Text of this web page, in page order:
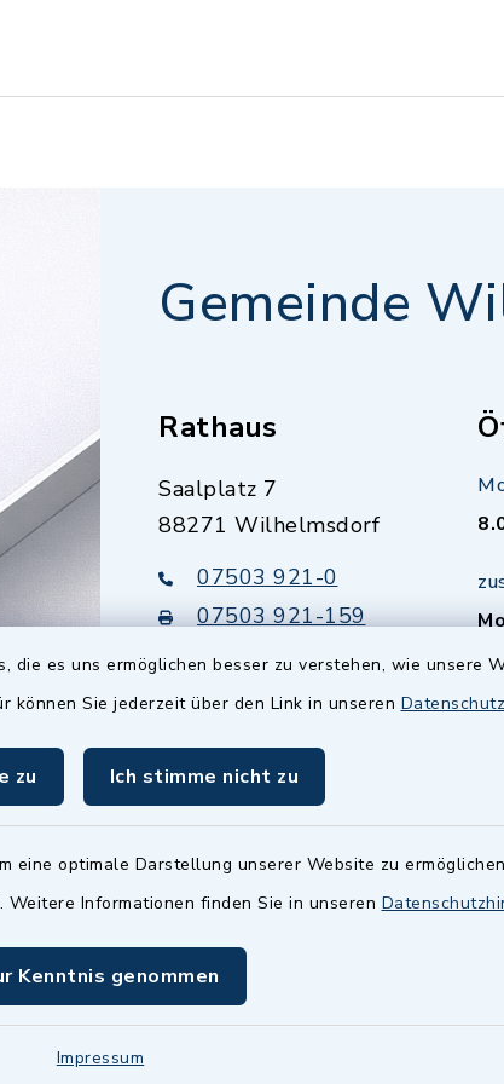
es uns ermöglichen besser zu verstehen, wie unsere
Sie jederzeit über den Link in unseren
zu Ich stimme nicht zu
optimale Darstellung unserer Website zu
Informationen finden Sie in unseren
Kenntnis genommen
Impressum
Gemeinde
Rathaus
Saalplatz 7
88271 Wilhelmsdorf
07503 921-0
07503 921-159
info@gemeinde-
Quicklinks
Baupilot
Serviceportal Baden-
Württemberg